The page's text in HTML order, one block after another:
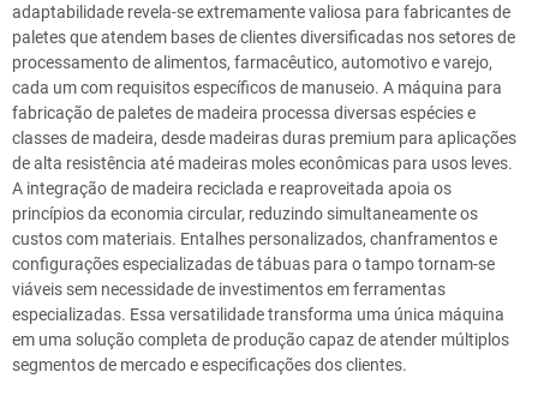
adaptabilidade revela-se extremamente valiosa para fabricantes de
paletes que atendem bases de clientes diversificadas nos setores de
processamento de alimentos, farmacêutico, automotivo e varejo,
cada um com requisitos específicos de manuseio. A máquina para
fabricação de paletes de madeira processa diversas espécies e
classes de madeira, desde madeiras duras premium para aplicações
de alta resistência até madeiras moles econômicas para usos leves.
A integração de madeira reciclada e reaproveitada apoia os
princípios da economia circular, reduzindo simultaneamente os
custos com materiais. Entalhes personalizados, chanframentos e
configurações especializadas de tábuas para o tampo tornam-se
viáveis sem necessidade de investimentos em ferramentas
especializadas. Essa versatilidade transforma uma única máquina
em uma solução completa de produção capaz de atender múltiplos
segmentos de mercado e especificações dos clientes.